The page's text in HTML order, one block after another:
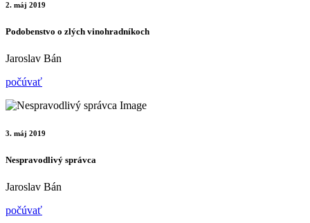
2. máj 2019
Podobenstvo o zlých vinohradníkoch
Jaroslav Bán
počúvať
3. máj 2019
Nespravodlivý správca
Jaroslav Bán
počúvať